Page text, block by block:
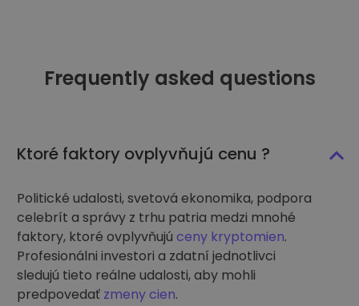
Frequently asked questions
Ktoré faktory ovplyvňujú cenu ?
Politické udalosti, svetová ekonomika, podpora
celebrít a správy z trhu patria medzi mnohé
faktory, ktoré ovplyvňujú ceny kryptomien.
Profesionálni investori a zdatní jednotlivci
sledujú tieto reálne udalosti, aby mohli
predpovedať zmeny cien.